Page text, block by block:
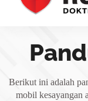
Berikut ini adalah
mobil kesayangan